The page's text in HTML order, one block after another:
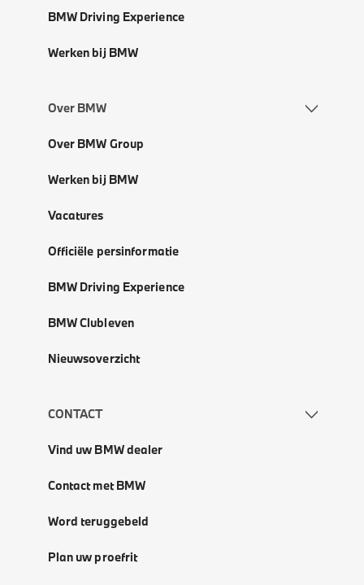
BMW Driving Experience
Werken bij BMW
Over BMW
Over BMW Group
Werken bij BMW
Vacatures
Officiële persinformatie
BMW Driving Experience
BMW Clubleven
Nieuwsoverzicht
CONTACT
Vind uw BMW dealer
Contact met BMW
Word teruggebeld
Plan uw proefrit